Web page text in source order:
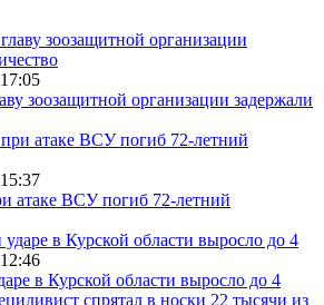
зоозащитной организации задержали
атаке ВСУ погиб 72-летний
в Курской области выросло до 4